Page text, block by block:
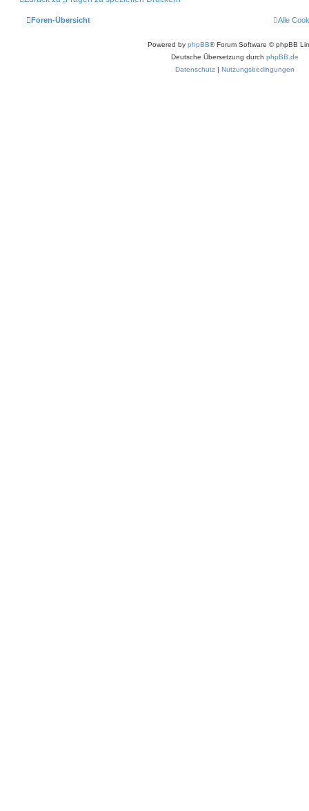
Foren-Übersicht Alle
Powered by phpBB® Forum Software © phpBB
Deutsche Übersetzung durch phpBB.de
Datenschutz | Nutzungsbedingungen